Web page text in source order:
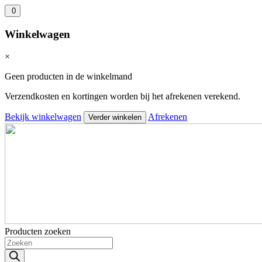
0
Winkelwagen
×
Geen producten in de winkelmand
Verzendkosten en kortingen worden bij het afrekenen verekend.
Bekijk winkelwagen Verder winkelen Afrekenen
Producten zoeken